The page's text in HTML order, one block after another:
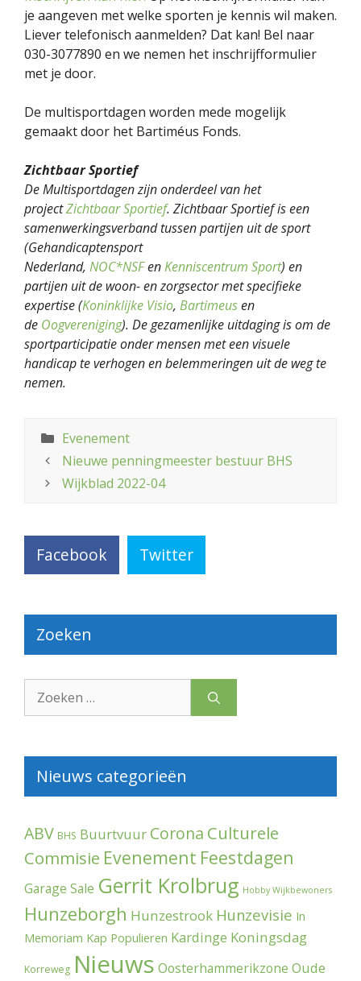
je aangeven met welke sporten je kennis wil maken.
Liever telefonisch aanmelden? Dat kan! Bel naar
030-3077890 en we nemen het inschrijfformulier
met je door.
De multisportdagen worden mede mogelijk
gemaakt door het Bartiméus Fonds.
Zichtbaar Sportief
De Multisportdagen zijn onderdeel van het
projectZichtbaar Sportief. Zichtbaar Sportief is een
samenwerkingsverband tussen partijen uit de sport
(Gehandicaptensport
Nederland, NOC*NSFenKenniscentrum Sport) en
partijen uit de woon- en zorgsector met specifieke
expertise (Koninklijke Visio, Bartimeusen
de Oogvereniging). De gezamenlijke uitdaging is om de
sportparticipatie onder mensen met een visuele
handicap te verhogen en belemmeringen uit de weg te
nemen.
Categorieën
Evenement
Nieuwe penningmeester bestuur BHS
Wijkblad 2022-04
Facebook Twitter
Zoeken
naar:
Nieuws categorieën
ABV BHS Buurtvuur Corona Culturele
Commisie Evenement Feestdagen
Garage Sale Gerrit Krolbrug Hobby Wijkbewoners
Hunzeborgh Hunzestrook Hunzevisie In
Memoriam Kap Populieren Kardinge Koningsdag
Korreweg Nieuws Oosterhammerikzone Oude